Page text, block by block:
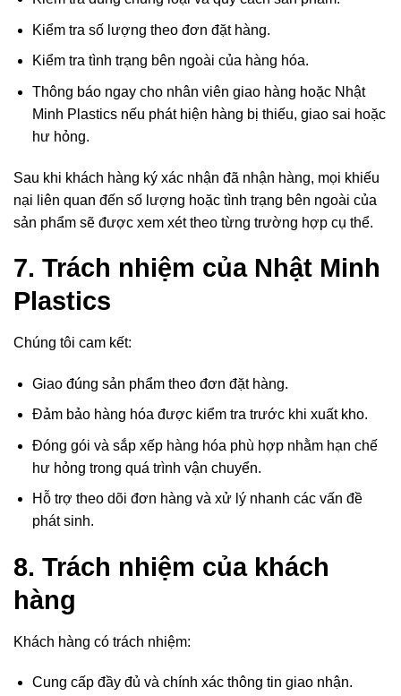
Kiểm tra số lượng theo đơn đặt hàng.
Kiểm tra tình trạng bên ngoài của hàng hóa.
Thông báo ngay cho nhân viên giao hàng hoặc Nhật
Minh Plastics nếu phát hiện hàng bị thiếu, giao sai hoặc
hư hỏng.
Sau khi khách hàng ký xác nhận đã nhận hàng, mọi khiếu
nại liên quan đến số lượng hoặc tình trạng bên ngoài của
sản phẩm sẽ được xem xét theo từng trường hợp cụ thể.
7. Trách nhiệm của Nhật Minh
Plastics
Chúng tôi cam kết:
Giao đúng sản phẩm theo đơn đặt hàng.
Đảm bảo hàng hóa được kiểm tra trước khi xuất kho.
Đóng gói và sắp xếp hàng hóa phù hợp nhằm hạn chế
hư hỏng trong quá trình vận chuyển.
Hỗ trợ theo dõi đơn hàng và xử lý nhanh các vấn đề
phát sinh.
8. Trách nhiệm của khách
hàng
Khách hàng có trách nhiệm:
Cung cấp đầy đủ và chính xác thông tin giao nhận.